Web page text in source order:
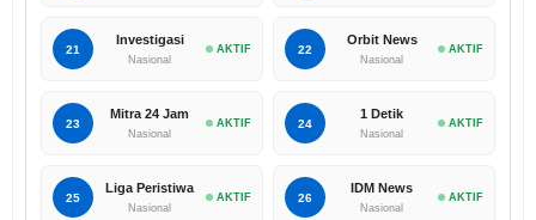
21
Investigasi
Nasional
AKTIF 22
Orbit News
Nasional
AKTIF
23
Mitra 24 Jam
Nasional
AKTIF 24
1 Detik
Nasional
AKTIF
25
Liga Peristiwa
Nasional
AKTIF 26
IDM News
Nasional
AKTIF